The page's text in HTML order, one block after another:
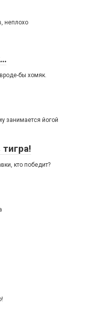
неплохо
бы хомяк.
занимается йогой
кто победит?